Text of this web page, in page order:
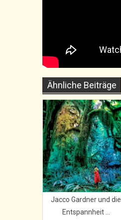
Ähnliche Beiträge
Jacco Gardner und die
Entspannheit ...